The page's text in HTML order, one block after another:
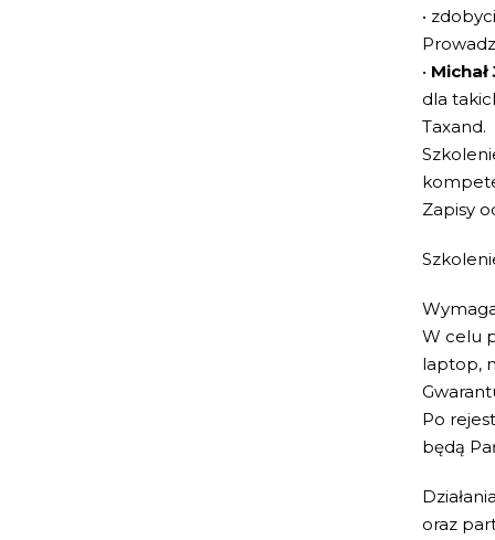
•
•
dla
Taxand.
Zapisy
W celu
laptop,
Po
będą
oraz